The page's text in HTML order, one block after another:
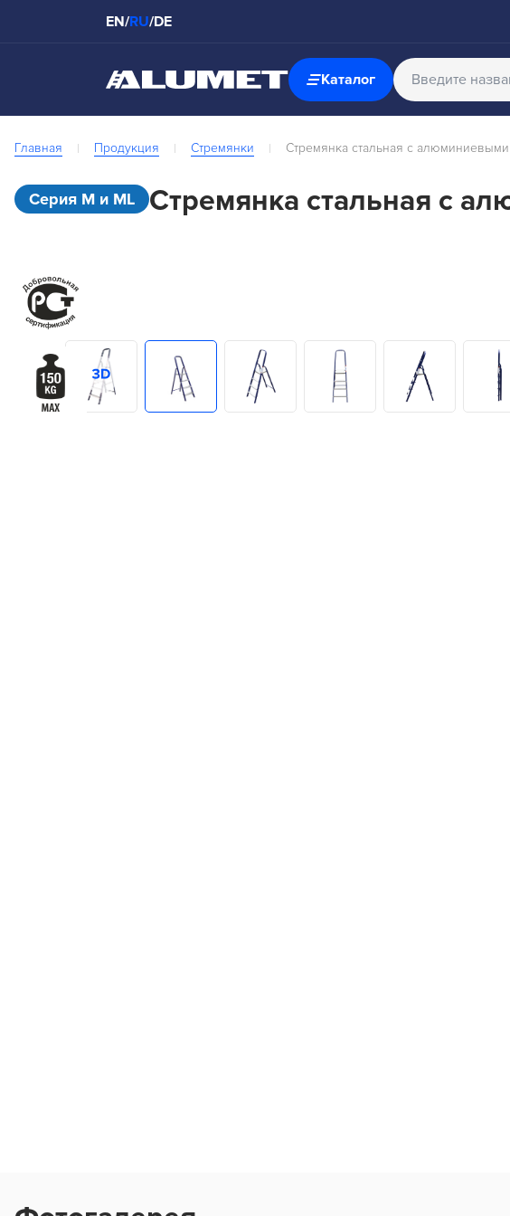
EN/RU/DE
Каталог
Главная Продукция Стремянки Стремянка стальная с
Серия M и ML Стремянка стальная с